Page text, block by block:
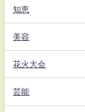
知恵
美容
花火大会
芸能